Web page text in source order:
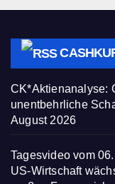
CK*Aktienanalyse:
unentbehrliche
August 2026
Tagesvideo vom
US-Wirtschaft